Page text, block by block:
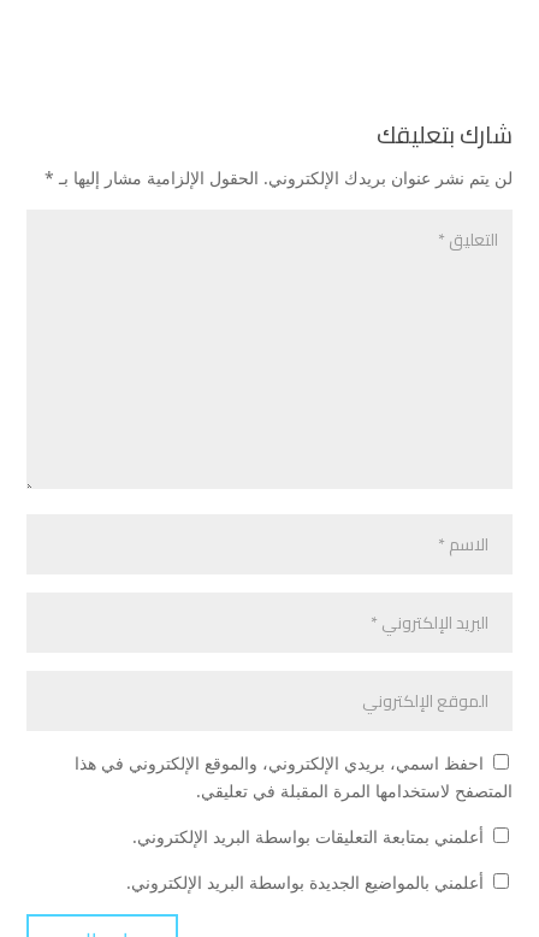
شارك بتعليقك
لن يتم نشر عنوان بريدك الإلكتروني. الحقول الإلزامية مشار إليها بـ *
احفظ اسمي، بريدي الإلكتروني، والموقع الإلكتروني في هذا
المتصفح لاستخدامها المرة المقبلة في تعليقي.
أعلمني بمتابعة التعليقات بواسطة البريد الإلكتروني.
أعلمني بالمواضيع الجديدة بواسطة البريد الإلكتروني.